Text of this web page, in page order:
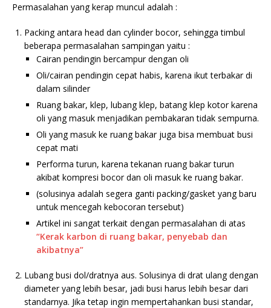
Permasalahan yang kerap muncul adalah :
Packing antara head dan cylinder bocor, sehingga timbul
beberapa permasalahan sampingan yaitu :
Cairan pendingin bercampur dengan oli
Oli/cairan pendingin cepat habis, karena ikut terbakar di
dalam silinder
Ruang bakar, klep, lubang klep, batang klep kotor karena
oli yang masuk menjadikan pembakaran tidak sempurna.
Oli yang masuk ke ruang bakar juga bisa membuat busi
cepat mati
Performa turun, karena tekanan ruang bakar turun
akibat kompresi bocor dan oli masuk ke ruang bakar.
(solusinya adalah segera ganti packing/gasket yang baru
untuk mencegah kebocoran tersebut)
Artikel ini sangat terkait dengan permasalahan di atas
“Kerak karbon di ruang bakar, penyebab dan
akibatnya”
Lubang busi dol/dratnya aus. Solusinya di drat ulang dengan
diameter yang lebih besar, jadi busi harus lebih besar dari
standarnya. Jika tetap ingin mempertahankan busi standar,